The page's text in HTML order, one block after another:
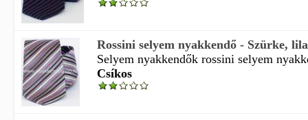
Rossini selyem nyakkendő - Szürke,
Selyem nyakkendők rossini selyem
Csíkos